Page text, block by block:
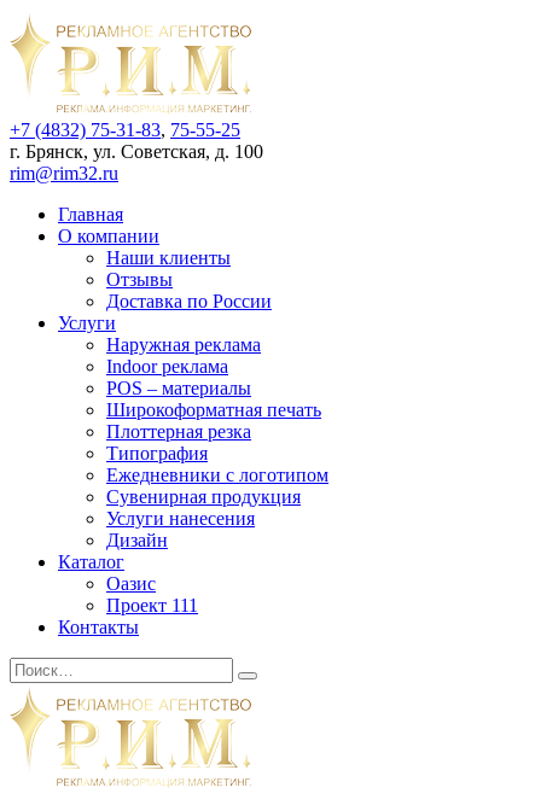
+7 (4832) 75-31-83, 75-55-25
г. Брянск, ул. Советская, д. 100
rim@rim32.ru
Главная
О компании
Наши клиенты
Отзывы
Доставка по России
Услуги
Наружная реклама
Indoor реклама
POS – материалы
Широкоформатная печать
Плоттерная резка
Типография
Ежедневники с логотипом
Сувенирная продукция
Услуги нанесения
Дизайн
Каталог
Оазис
Проект 111
Контакты